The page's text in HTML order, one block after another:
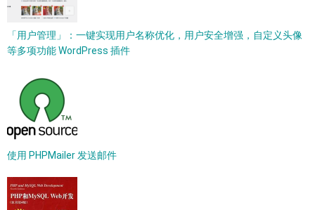
「用户管理」：一键实现用户名称优化，用户安全增强，自定义头像
等多项功能 WordPress 插件
使用 PHPMailer 发送邮件